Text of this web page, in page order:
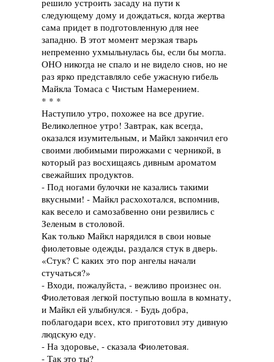
следующему дому и дождаться, когда жертва
сама придет в подготовленную для нее
западню. В этот момент мерзкая тварь
непременно ухмыльнулась бы, если бы могла.
ОНО никогда не спало и не видело снов, но не
раз ярко представляло себе ужасную гибель
Майкла Томаса с Чистым Намерением.
* * *
Наступило утро, похожее на все другие.
Великолепное утро! Завтрак, как всегда,
оказался изумительным, и Майкл закончил его
своими любимыми пирожками с черникой, в
который раз восхищаясь дивным ароматом
свежайших продуктов.
- Под ногами булочки не казались такими
вкусными! - Майкл расхохотался, вспомнив,
как весело и самозабвенно они резвились с
Зеленым в столовой.
Как только Майкл нарядился в свои новые
фиолетовые одежды, раздался стук в дверь.
«Стук? С каких это пор ангелы начали
стучаться?»
- Входи, пожалуйста, - вежливо произнес он.
Фиолетовая легкой поступью вошла в комнату,
и Майкл ей улыбнулся. - Будь добра,
поблагодари всех, кто приготовил эту дивную
людскую еду.
- На здоровье, - сказала Фиолетовая.
- Так это ты?